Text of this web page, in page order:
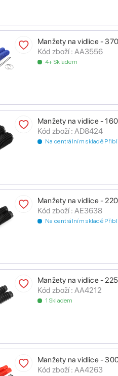
Manžety na vidlice -
Kód zboží : AA3556
4+ Skladem
Manžety na vidlice -
Kód zboží : AD8424
Na centrálním skladě
Manžety na vidlice -
Kód zboží : AE3638
Na centrálním skladě
Manžety na vidlice -
Kód zboží : AA4212
1 Skladem
Manžety na vidlice -
Kód zboží : AA4263